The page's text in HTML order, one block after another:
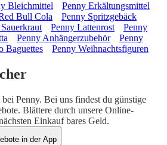
Bleichmittel
Penny Erkältungsmittel
Bull Cola
Penny Spritzgebäck
Penny Lattenrost
Penny
Penny Anhängerzubehör
Penny
Baguettes Penny Weihnachtsfiguren
Penny. Bei uns findest du günstige
Blättere durch unsere Online-
Einkauf bares Geld.
in der App